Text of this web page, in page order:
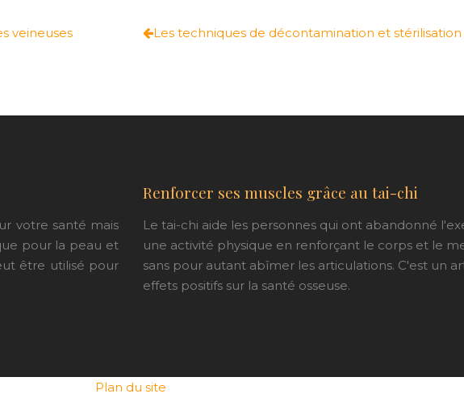
veineuses Les techniques de décontamination et
votre santé mais
pour la peau et
être utilisé pour
Renforcer ses muscles grâce au tai-chi
Le tai-chi aide les personnes qui ont abandonné
une activité physique en renforçant le corps et le
sans pour autant abîmer les articulations. C'est un
effets positifs sur la santé osseuse.
Plan du site